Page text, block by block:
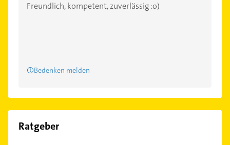
Freundlich, kompetent, zuverlässig :o)
Bedenken melden
Ratgeber